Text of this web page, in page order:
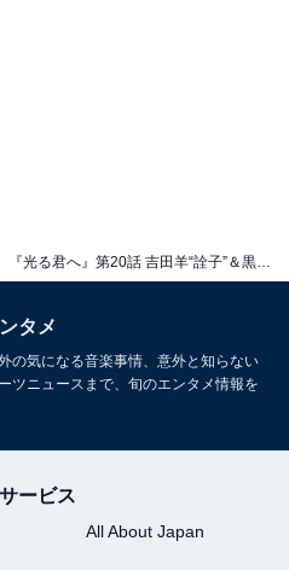
タメ
の気になる音楽事情、意外と知らない
ツニュースまで、旬のエンタメ情報を
ービス
All About Japan